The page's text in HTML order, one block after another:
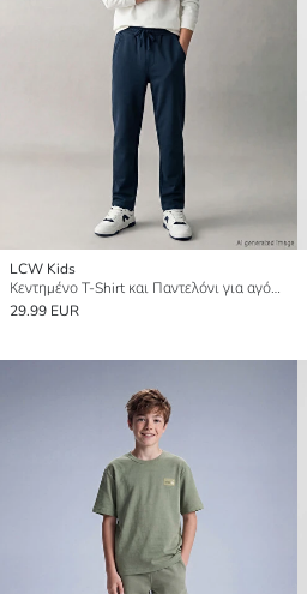
LCW Kids
Κεντημένο T-Shirt και Παντελόνι για αγόρια
29.99 EUR